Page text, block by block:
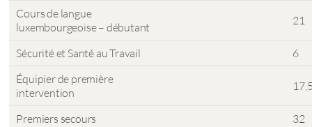
Cours de langue
luxembourgeoise – débutant
21
Sécurité et Santé au Travail
6
Équipier de première
intervention
Premiers secours 32